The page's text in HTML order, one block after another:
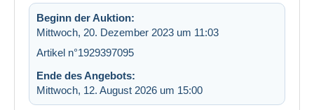
Beginn der Auktion:
Mittwoch, 20. Dezember 2023 um 11:03
Artikel n°1929397095
Ende des Angebots:
Mittwoch, 12. August 2026 um 15:00